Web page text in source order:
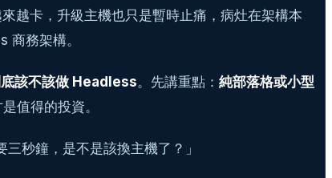
越卡，升級主機也只是暫時止痛，病灶在架構本
商務架構。
該不該做 Headless。先講重點： 純部落格或小型
值得的投資。
秒鐘，是不是該換主機了？」
什麼是 Headless WordPress？為什麼要
Headless 架構的三大技術優勢